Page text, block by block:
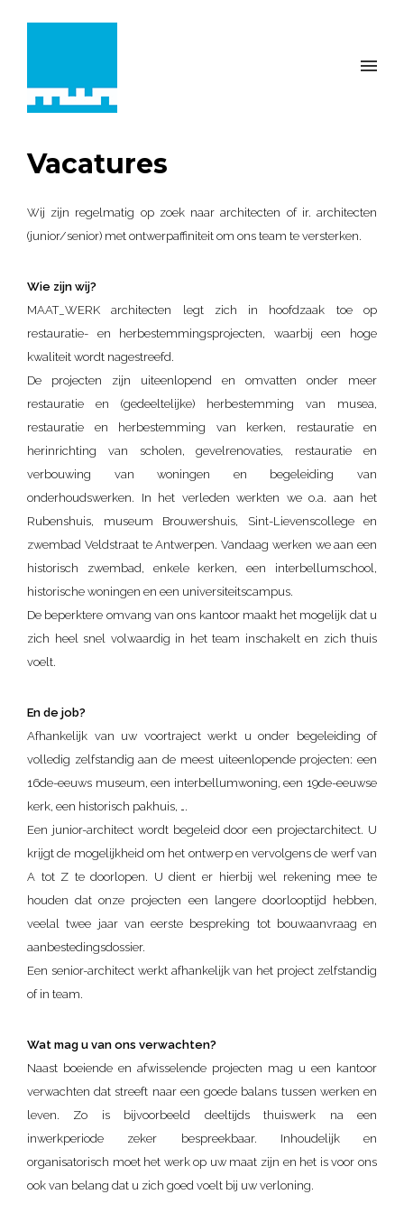
Vacatures
Wij zijn regelmatig op zoek naararchitecten of ir. architecten
(junior/senior) met ontwerpaffiniteit om ons team te versterken.
Wie zijn wij?
MAAT_WERK architecten legt zich in hoofdzaak toe op
restauratie- en herbestemmingsprojecten, waarbij een hoge
kwaliteit wordt nagestreefd.
De projecten zijn uiteenlopend en omvatten onder meer
restauratie en (gedeeltelijke) herbestemming van musea,
restauratie en herbestemming van kerken, restauratie en
herinrichting van scholen, gevelrenovaties, restauratie en
verbouwing van woningen en begeleiding van
onderhoudswerken. In het verleden werkten we o.a. aan het
Rubenshuis, museum Brouwershuis, Sint-Lievenscollege en
zwembad Veldstraat te Antwerpen. Vandaag werken we aan een
historisch zwembad, enkele kerken, een interbellumschool,
historische woningen en een universiteitscampus.
De beperktere omvang van ons kantoor maakt het mogelijk dat u
zich heel snel volwaardig in het team inschakelt en zich thuis
voelt.
En de job?
Afhankelijk van uw voortraject werkt u onder begeleiding of
volledig zelfstandig aan de meest uiteenlopende projecten: een
16de-eeuws museum, een interbellumwoning, een 19de-eeuwse
kerk, een historisch pakhuis, ….
Een junior-architect wordt begeleid door een projectarchitect. U
krijgt de mogelijkheid om het ontwerp en vervolgens de werf van
A tot Z te doorlopen. U dient er hierbij wel rekening mee te
houden dat onze projecten een langere doorlooptijd hebben,
veelal twee jaar van eerste bespreking tot bouwaanvraag en
aanbestedingsdossier.
Een senior-architect werkt afhankelijk van het project zelfstandig
of in team.
Wat mag u van ons verwachten?
Naast boeiende en afwisselende projecten mag u een kantoor
verwachten dat streeft naar een goede balans tussen werken en
leven. Zo is bijvoorbeeld deeltijds thuiswerk na een
inwerkperiode zeker bespreekbaar. Inhoudelijk en
organisatorisch moet het werk op uw maat zijn en het is voor ons
ook van belang dat u zich goed voelt bij uw verloning.